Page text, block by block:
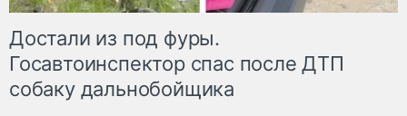
Достали из под фуры.
Госавтоинспектор спас после ДТП
собаку дальнобойщика